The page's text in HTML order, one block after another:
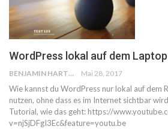
WordPress lokal auf dem
BENJAMIN HARTWICH Mai 28, 2017
Wie kannst du WordPress nur lokal auf dem
nutzen, ohne dass es im Internet sichtbar
Tutorial, wie das geht: https://
v=njSjDFgI3Ec&feature=youtu.be